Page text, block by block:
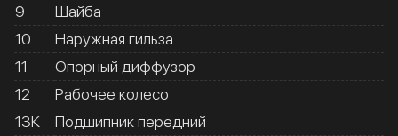
9
Шайба
10
Наружная гильза
11
Опорный диффузор
12
Рабочее колесо
13К
Подшипник передний